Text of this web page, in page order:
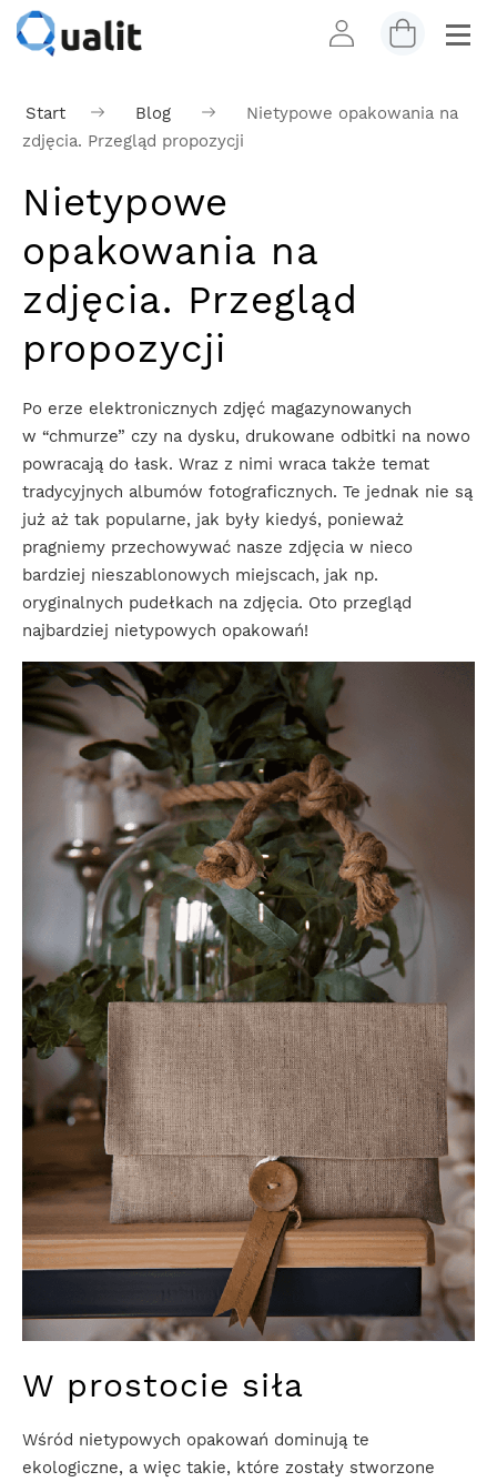
Start Blog
Nietypowe opakowania na
zdjęcia. Przegląd propozycji
Nietypowe
opakowania na
zdjęcia. Przegląd
propozycji
Po erze elektronicznych zdjęć magazynowanych
w “chmurze” czy na dysku, drukowane odbitki na nowo
powracają do łask. Wraz z nimi wraca także temat
tradycyjnych albumów fotograficznych. Te jednak nie są
już aż tak popularne, jak były kiedyś, ponieważ
pragniemy przechowywać nasze zdjęcia w nieco
bardziej nieszablonowych miejscach, jak np.
oryginalnych pudełkach na zdjęcia. Oto przegląd
najbardziej nietypowych opakowań!
W prostocie siła
Wśród nietypowych opakowań dominują te
ekologiczne, a więc takie, które zostały stworzone